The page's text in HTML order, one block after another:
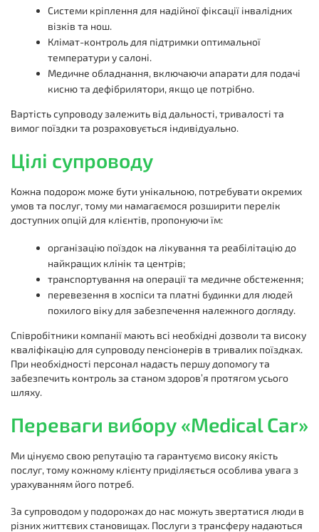
Системи кріплення для надійної фіксації інвалідних
візків та нош.
Клімат-контроль для підтримки оптимальної
температури у салоні.
Медичне обладнання, включаючи апарати для подачі
кисню та дефібрилятори, якщо це потрібно.
Вартість супроводу залежить від дальності, тривалості та
вимог поїздки та розраховується індивідуально.
Цілі супроводу
Кожна подорож може бути унікальною, потребувати окремих
умов та послуг, тому ми намагаємося розширити перелік
доступних опцій для клієнтів, пропонуючи їм:
організацію поїздок на лікування та реабілітацію до
найкращих клінік та центрів;
транспортування на операції та медичне обстеження;
перевезення в хоспіси та платні будинки для людей
похилого віку для забезпечення належного догляду.
Співробітники компанії мають всі необхідні дозволи та високу
кваліфікацію для супроводу пенсіонерів в тривалих поїздках.
При необхідності персонал надасть першу допомогу та
забезпечить контроль за станом здоров’я протягом усього
шляху.
Переваги вибору «Medical Car»
Ми цінуємо свою репутацію та гарантуємо високу якість
послуг, тому кожному клієнту приділяється особлива увага з
урахуванням його потреб.
За супроводом у подорожах до нас можуть звертатися люди в
різних життєвих становищах. Послуги з трансферу надаються